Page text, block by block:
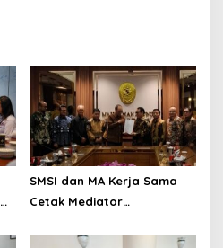
SMSI dan MA Kerja Sama
Cetak Mediator